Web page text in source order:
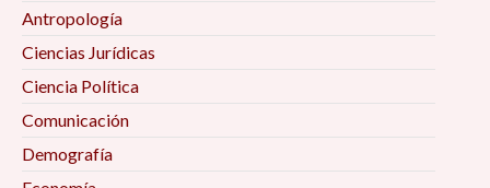
Antropología
Ciencias Jurídicas
Ciencia Política
Comunicación
Demografía